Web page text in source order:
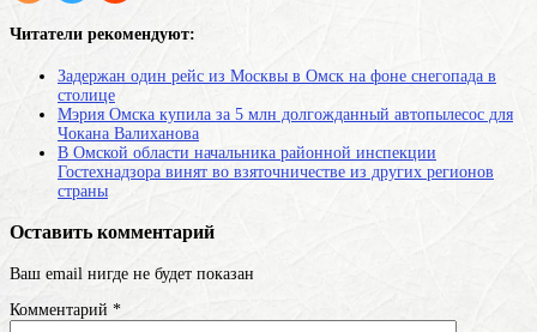
Читатели рекомендуют:
Задержан один рейс из Москвы в Омск на фоне снегопада в
столице
Мэрия Омска купила за 5 млн долгожданный автопылесос для
Чокана Валиханова
В Омской области начальника районной инспекции
Гостехнадзора винят во взяточничестве из других регионов
страны
Оставить комментарий
Ваш email нигде не будет показан
Комментарий *